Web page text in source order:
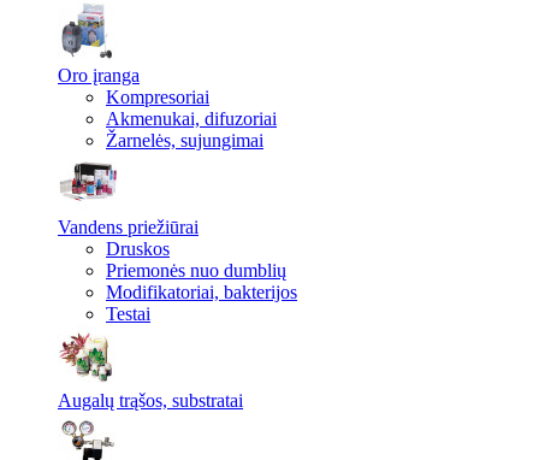
Oro įranga
Kompresoriai
Akmenukai, difuzoriai
Žarnelės, sujungimai
Vandens priežiūrai
Druskos
Priemonės nuo dumblių
Modifikatoriai, bakterijos
Testai
Augalų trąšos, substratai